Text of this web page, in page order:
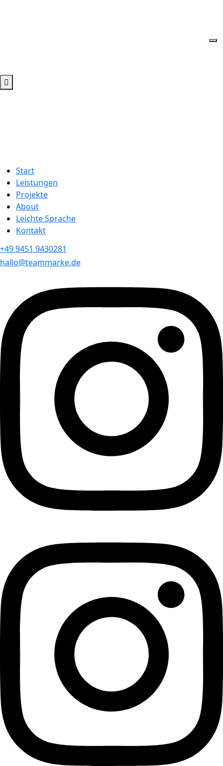
Start
Leistungen
Projekte
About
Leichte Sprache
Kontakt
+49 9451 9430281
hallo@teammarke.de